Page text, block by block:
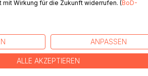
Witches
the Knights: Eine Witch´s World Story
mit Wirkung für die Zukunft widerrufen. (BoD-
ANPASSEN
ALLE AKZEPTIEREN